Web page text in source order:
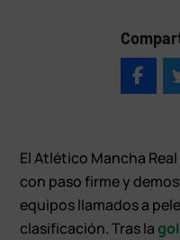
El Atlético Mancha
con paso firme y
equipos llamados a
clasificación. Tras la